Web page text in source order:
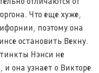
Что еще хуже,
поэтому она
остановить Векну.
Нэнси не
и она узнает о Викторе